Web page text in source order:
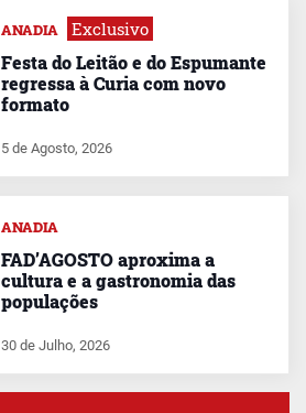
ANADIA Exclusivo
Festa do Leitão e do Espumante
regressa à Curia com novo
formato
5 de Agosto, 2026
ANADIA
FAD’AGOSTO aproxima a
cultura e a gastronomia das
populações
30 de Julho, 2026